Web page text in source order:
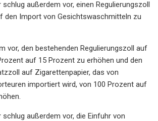
schlug außerdem vor, einen Regulierungszoll
den Import von Gesichtswaschmitteln zu
vor, den bestehenden Regulierungszoll auf
auf 15 Prozent zu erhöhen und den
auf Zigarettenpapier, das von
importiert wird, von 100 Prozent auf
schlug außerdem vor, die Einfuhr von